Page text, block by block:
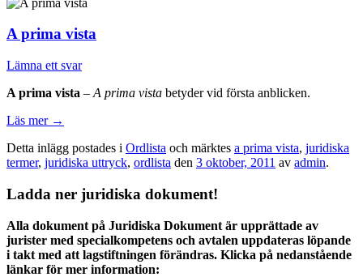
A prima vista
Lämna ett svar
A prima vista – A prima vista betyder vid första anblicken.
Läs mer →
Detta inlägg postades i Ordlista och märktes a prima vista, juridiska
termer, juridiska uttryck, ordlista den 3 oktober, 2011 av admin.
Ladda ner juridiska dokument!
Alla dokument på Juridiska Dokument är upprättade av
jurister med specialkompetens och avtalen uppdateras löpande
i takt med att lagstiftningen förändras. Klicka på nedanstående
länkar för mer information: